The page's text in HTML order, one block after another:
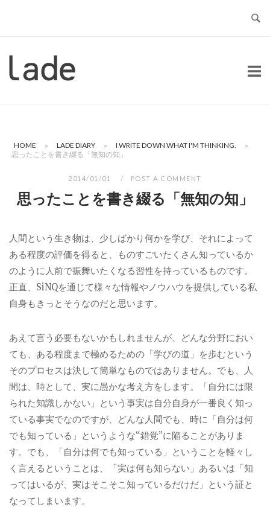
Home
HOME » LADE DIARY » I WRITE DOWN WHAT I'M THINKING.
»
思ったことを書き綴る「無知の知」
2014/01/01 POST A COMMENT
思ったことを書き綴る「無知の知」
人間という生き物は、少しばかり何かを学び、それによって
ある程度の評価を得ると、ものすごいたくさん知っているか
のように人前で振舞いたくなる習性を持っているものです。
正直、SiNQを通じて様々な情報やノウハウを提供している私
自身もきっとそうなのだと思います。
あえて言う必要もないかもしれませんが、どんな分野におい
ても、ある程度まで極めるための「学びの道」を歩むという
そのプロセスは決して簡単なものではありません。でも、人
間は、時として、実に愚かな考え方をします。「自分には限
られた知識しかない」という事実は自分自身が一番良く知っ
ている事実でなのですが、どんな人間でも、時に「自分は何
でも知っている」というような“錯覚”に陥ることがありま
す。でも、「自分は何でも知っている」ということを軽々し
く言えるということは、「実は何も知らない」あるいは「知
ってはいるが、実はそこそこ知っているだけだ」という証と
なってしまいます。